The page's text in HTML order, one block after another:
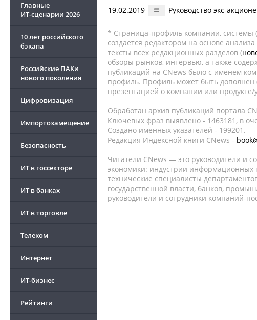
Главные
ИТ-сценарии 2026
10 лет российского
бэкапа
Российские ПАКи
нового поколения
Цифровизация
Импортозамещение
Безопасность
ИТ в госсекторе
ИТ в банках
ИТ в торговле
Телеком
Интернет
ИТ-бизнес
Рейтинги
19.02.2019 Руководство экс-
* Страница-профиль компании, системы
создается редактором на основе
тексты всех редакционных разделов (
обзоры рынков, интервью, а также
публикаций на CNews было с именем
профиль. Профиль может быть
презентацией о компании или продукте/
Обработан архив публикаций портала
Ключевых фраз выявлено - 1463181, в
Создано именных указателей - 199201.
Редакция Индексной книги CNews -
Читатели CNews — это руководители и
экономики: индустрии информационных
технические специалисты
государственной власти, банков,
руководители и сотрудники компаний-